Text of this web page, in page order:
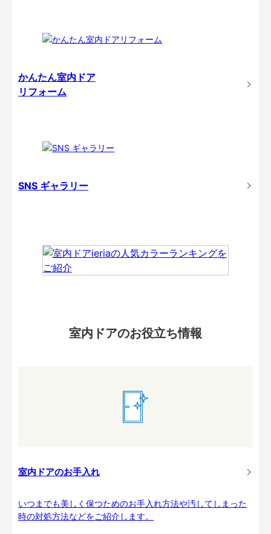
かんたん室内ドア
リフォーム
SNS ギャラリー
室内ドアのお役立ち情報
室内ドアのお手入れ
いつまでも美しく保つためのお手入れ方法や汚してしまった
時の対処方法などをご紹介します。